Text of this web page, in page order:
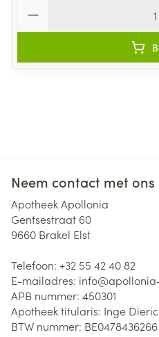
Neem contact met ons
Apotheek Apollonia
Gentsestraat 60
9660 Brakel Elst
Telefoon: +32 55 42 40 82
E-mailadres: info@
APB nummer: 450301
Apotheek titularis: Inge
BTW nummer: BE0478436266